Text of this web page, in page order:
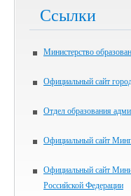
Ссылки
Министерство
Официальный сайт
Отдел образования
Официальный сайт
Официальный сайт
Российской Федерации